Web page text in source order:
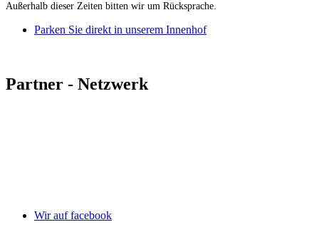
Außerhalb dieser Zeiten bitten wir um Rücksprache.
Parken Sie direkt in unserem Innenhof
Partner - Netzwerk
Wir auf facebook